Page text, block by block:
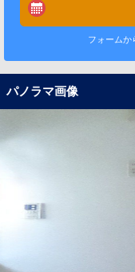
フォームか
パノラマ画像